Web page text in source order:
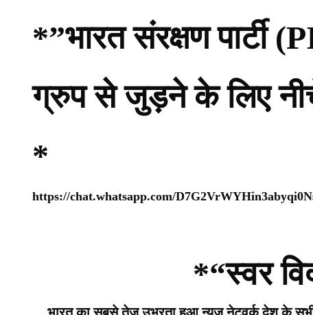
*”भारत संरक्षण
ग्रुप से जुड़ने के लिए
*
https://chat.whatsapp.com/
*“स्वर